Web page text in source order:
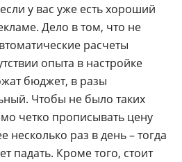
у вас уже есть хороший
Дело в том, что не
расчеты
опыта в настройке
бюджет, в разы
Чтобы не было таких
четко прописывать цену
несколько раз в день – тогда
падать. Кроме того, стоит